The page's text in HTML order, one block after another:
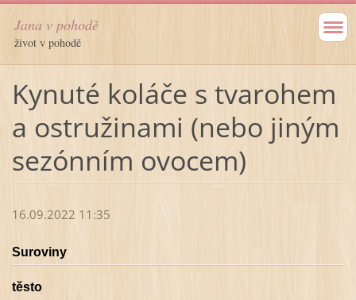
Jana v pohodě
život v pohodě
Kynuté koláče s tvarohem
a ostružinami (nebo jiným
sezónním ovocem)
16.09.2022 11:35
Suroviny
těsto